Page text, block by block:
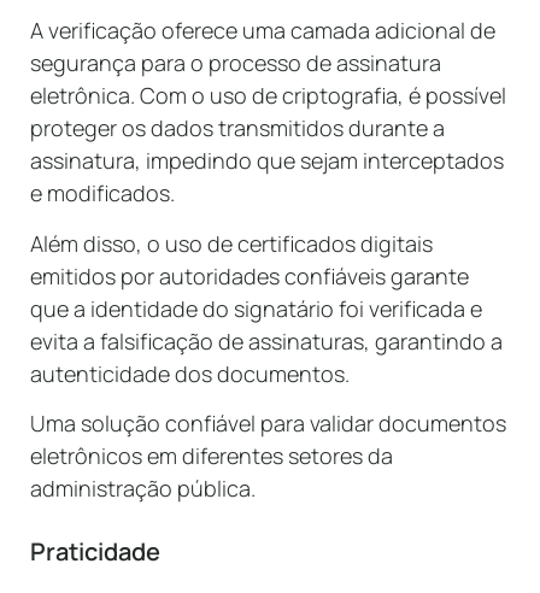
A verificação oferece uma camada adicional de
segurança para o processo de assinatura
eletrônica. Com o uso de criptografia, é possível
proteger os dados transmitidos durante a
assinatura, impedindo que sejam interceptados
e modificados.
Além disso, o uso de certificados digitais
emitidos por autoridades confiáveis garante
que a identidade do signatário foi verificada e
evita a falsificação de assinaturas, garantindo a
autenticidade dos documentos.
Uma solução confiável para validar documentos
eletrônicos em diferentes setores da
administração pública.
Praticidade